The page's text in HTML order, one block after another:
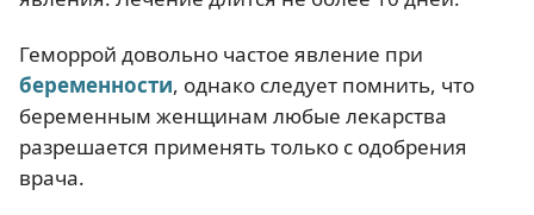
Геморрой довольно частое явление при
беременности, однако следует помнить, что
беременным женщинам любые лекарства
разрешается применять только с одобрения
врача.